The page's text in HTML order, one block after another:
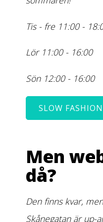
Tis - fre 11:00 -
Lör 11:00 - 16:00
Sön 12:00 - 16:00
SLOW
Men
då?
Den finns kvar,
Skånegatan är up-